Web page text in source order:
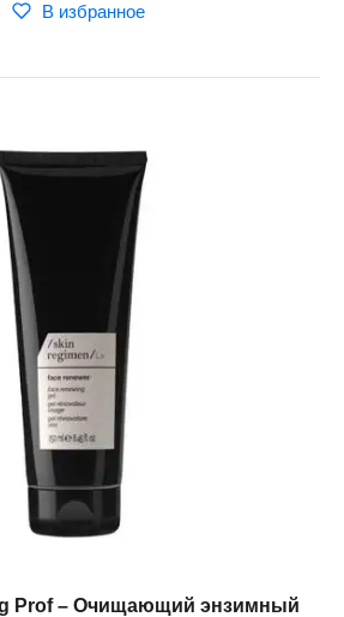
В избранное
Prof – Очищающий энзимный